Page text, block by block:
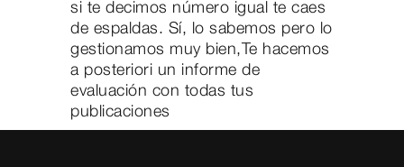
si te decimos número igual te caes
de espaldas. Sí, lo sabemos pero lo
gestionamos muy bien,Te hacemos
a posteriori un informe de
evaluación con todas tus
publicaciones